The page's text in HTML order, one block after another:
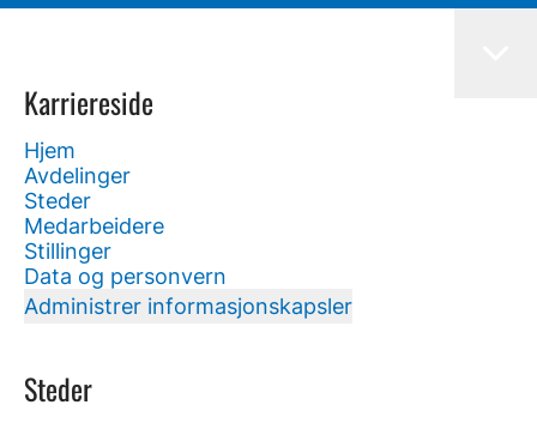
Karriereside
Hjem
Avdelinger
Steder
Medarbeidere
Stillinger
Data og personvern
Administrer informasjonskapsler
Steder